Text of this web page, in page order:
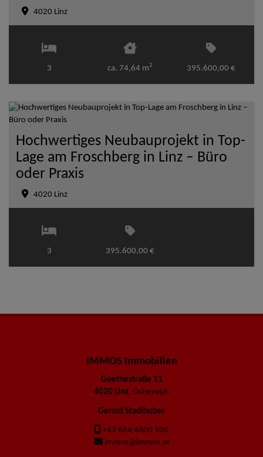
4020 Linz
3 ca. 74,64 m2 395.600,00 €
Hochwertiges Neubauprojekt in Top-
Lage am Froschberg in Linz – Büro
oder Praxis
4020 Linz
3 395.600,00 €
IMMOS Immobilien
Goethestraße 11
4020 Linz, Österreich
Gerold Stadlhuber
+43 664 4600 100
immos@immos.at